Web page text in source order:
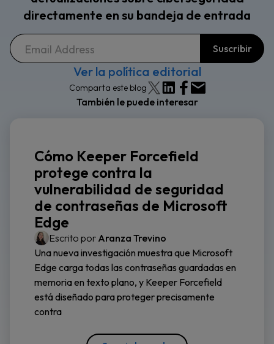
directamente en su bandeja de entrada
Ver la política editorial
Comparta este blog
También le puede interesar
Cómo Keeper Forcefield
protege contra la
vulnerabilidad de seguridad
de contraseñas de Microsoft
Edge
Escrito por Aranza Trevino
Una nueva investigación muestra que Microsoft
Edge carga todas las contraseñas guardadas en
memoria en texto plano, y Keeper Forcefield
está diseñado para proteger precisamente
contra